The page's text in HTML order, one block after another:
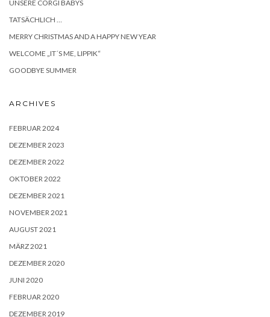
UNSERE CORGI BABYS
TATSÄCHLICH …
MERRY CHRISTMAS AND A HAPPY NEW YEAR
WELCOME „IT´S ME, LIPPIK“
GOODBYE SUMMER
ARCHIVES
FEBRUAR 2024
DEZEMBER 2023
DEZEMBER 2022
OKTOBER 2022
DEZEMBER 2021
NOVEMBER 2021
AUGUST 2021
MÄRZ 2021
DEZEMBER 2020
JUNI 2020
FEBRUAR 2020
DEZEMBER 2019